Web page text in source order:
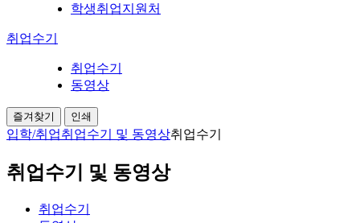
학생취업지원처
취업수기
취업수기
동영상
즐겨찾기 인쇄
입학/취업취업수기 및 동영상취업수기
취업수기 및 동영상
취업수기